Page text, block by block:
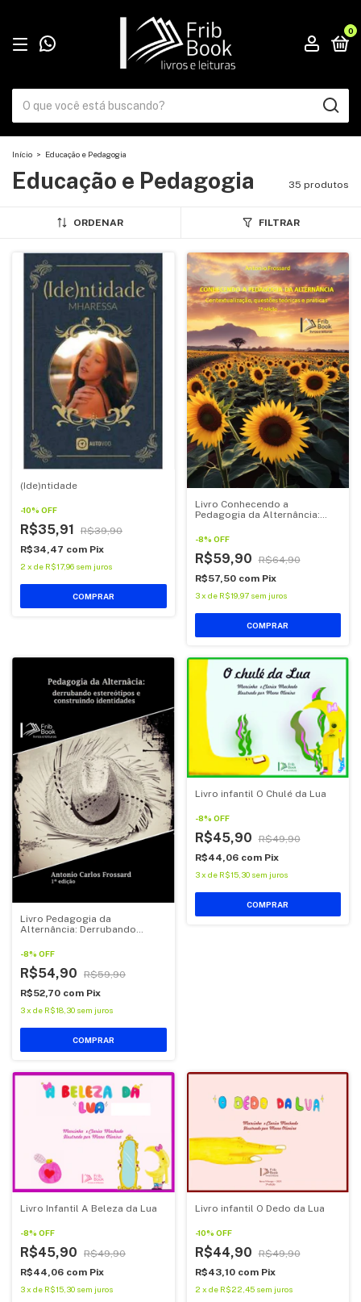
0
Início > Educação e Pedagogia
Educação e Pedagogia 35 produtos
ORDENAR FILTRAR
(Ide)ntidade
-10% OFF
R$35,91
R$39,90
R$34,47 com Pix
2 x de R$17,96 sem juros
COMPRAR
Livro Conhecendo a
Pedagogia da Alternância:
teóricas e práticas
-8% OFF
R$59,90
R$64,90
R$57,50 com Pix
3 x de R$19,97 sem juros
Livro Pedagogia da
Alternância: Derrubando
identidades
-8% OFF
R$54,90
R$59,90
R$52,70 com Pix
3x de R$18,30 sem juros
Livro infantil O Chulé da Lua
-8% OFF
R$45,90
R$49,90
R$44,06 com Pix
3 x de R$15,30 sem juros
Livro Infantil A Beleza da Lua
-8% OFF
R$45,90
R$49,90
R$44,06 com Pix
3x de R$15,30 sem juros
Livro infantil O Dedo da Lua
-10% OFF
R$44,90
R$49,90
R$43,10 com Pix
2 x de R$22,45 sem juros